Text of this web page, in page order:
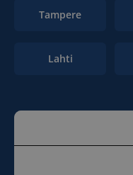
Tampere
Lahti